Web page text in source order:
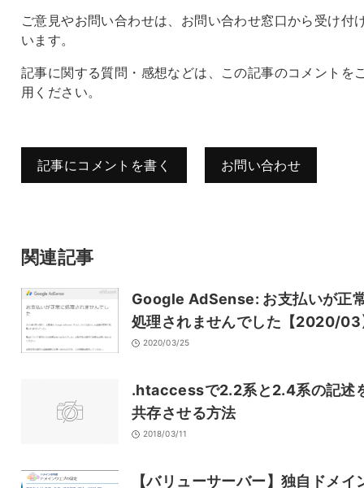
ご意見やお問い合わせは、お問い合わせ窓口から受け付
います。
記事に関する質問・感想などは、この記事のコメントを
用ください。
記事にコメントを書く お問い合わせ
また、コメント欄には、必ず日本語を含めてください（スパム対策）。
名前
メール
サイト
関連記事
Google AdSense: お支払いが正
処理されませんでした【2020/03
2020/03/25
.htaccessで2.2系と2.4系の記述
共存させる方法
2018/03/11
【バリューサーバー】独自ドメイ